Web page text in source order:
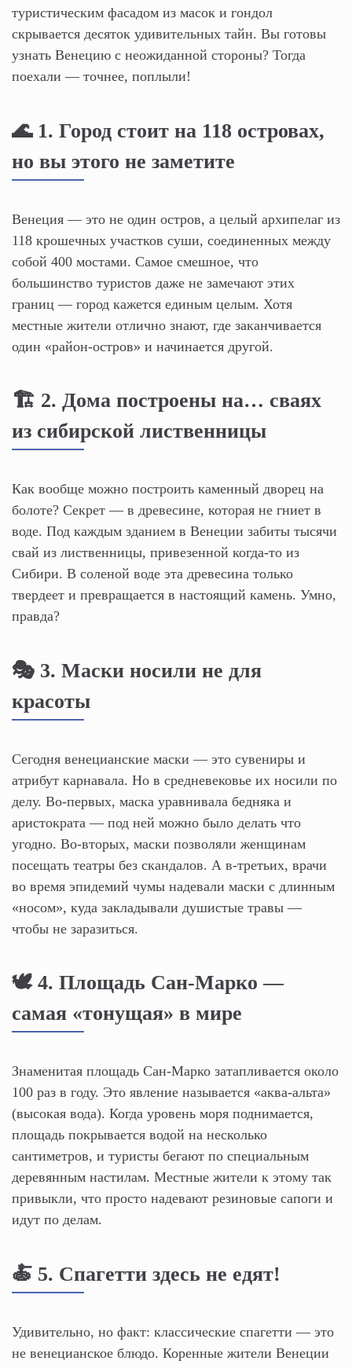
туристическим фасадом из масок и гондол
скрывается десяток удивительных тайн. Вы готовы
узнать Венецию с неожиданной стороны? Тогда
поехали — точнее, поплыли!
🌊 1. Город стоит на 118 островах,
но вы этого не заметите
Венеция — это не один остров, а целый архипелаг из
118 крошечных участков суши, соединенных между
собой 400 мостами. Самое смешное, что
большинство туристов даже не замечают этих
границ — город кажется единым целым. Хотя
местные жители отлично знают, где заканчивается
один «район-остров» и начинается другой.
🏗️ 2. Дома построены на… сваях
из сибирской лиственницы
Как вообще можно построить каменный дворец на
болоте? Секрет — в древесине, которая не гниет в
воде. Под каждым зданием в Венеции забиты тысячи
свай из лиственницы, привезенной когда-то из
Сибири. В соленой воде эта древесина только
твердеет и превращается в настоящий камень. Умно,
правда?
🎭 3. Маски носили не для
красоты
Сегодня венецианские маски — это сувениры и
атрибут карнавала. Но в средневековье их носили по
делу. Во-первых, маска уравнивала бедняка и
аристократа — под ней можно было делать что
угодно. Во-вторых, маски позволяли женщинам
посещать театры без скандалов. А в-третьих, врачи
во время эпидемий чумы надевали маски с длинным
«носом», куда закладывали душистые травы —
чтобы не заразиться.
🕊️ 4. Площадь Сан-Марко —
самая «тонущая» в мире
Знаменитая площадь Сан-Марко затапливается около
100 раз в году. Это явление называется «аква-альта»
(высокая вода). Когда уровень моря поднимается,
площадь покрывается водой на несколько
сантиметров, и туристы бегают по специальным
деревянным настилам. Местные жители к этому так
привыкли, что просто надевают резиновые сапоги и
идут по делам.
🍝 5. Спагетти здесь не едят!
Удивительно, но факт: классические спагетти — это
не венецианское блюдо. Коренные жители Венеции